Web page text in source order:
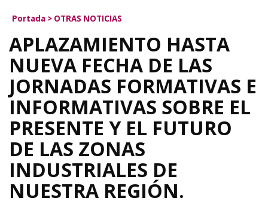
Portada > OTRAS NOTICIAS
APLAZAMIENTO HASTA
NUEVA FECHA DE LAS
JORNADAS FORMATIVAS E
INFORMATIVAS SOBRE EL
PRESENTE Y EL FUTURO
DE LAS ZONAS
INDUSTRIALES DE
NUESTRA REGIÓN.